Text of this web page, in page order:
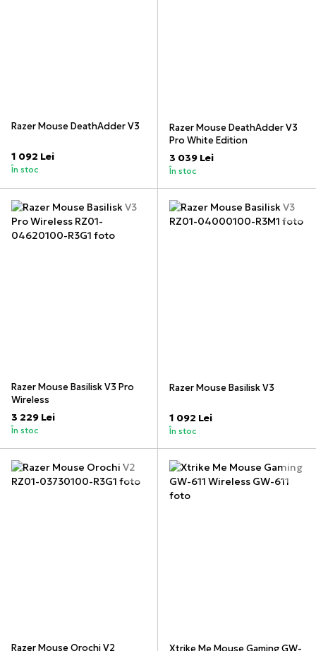
Razer Mouse DeathAdder V3
1 092 Lei
În stoc
Razer Mouse DeathAdder V3
Pro White Edition
3 039 Lei
În stoc
Razer Mouse Basilisk V3 Pro
Wireless
3 229 Lei
În stoc
Razer Mouse Basilisk V3
1 092 Lei
În stoc
Razer Mouse Orochi V2
Xtrike Me Mouse Gaming GW-